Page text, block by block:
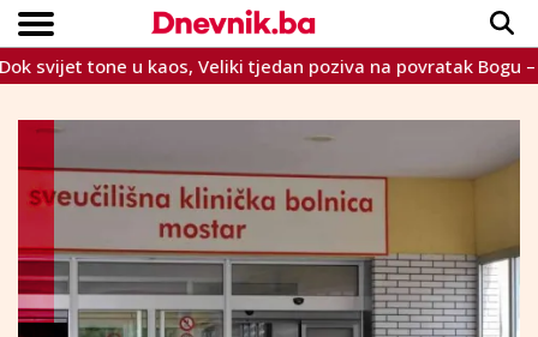
VIJESTI
SPORT
INTERVIEW
TEME
CRNA KRONIKA
LIFESTYLE
Copyright © Dnevnik.ba 2023.
tone u kaos, Veliki tjedan poziva na povratak Bogu –